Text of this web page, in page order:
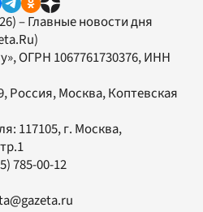
– Главные новости дня
, ОГРН 1067761730376, ИНН
Россия, Москва, Коптевская
117105, г. Москва,
785-00-12